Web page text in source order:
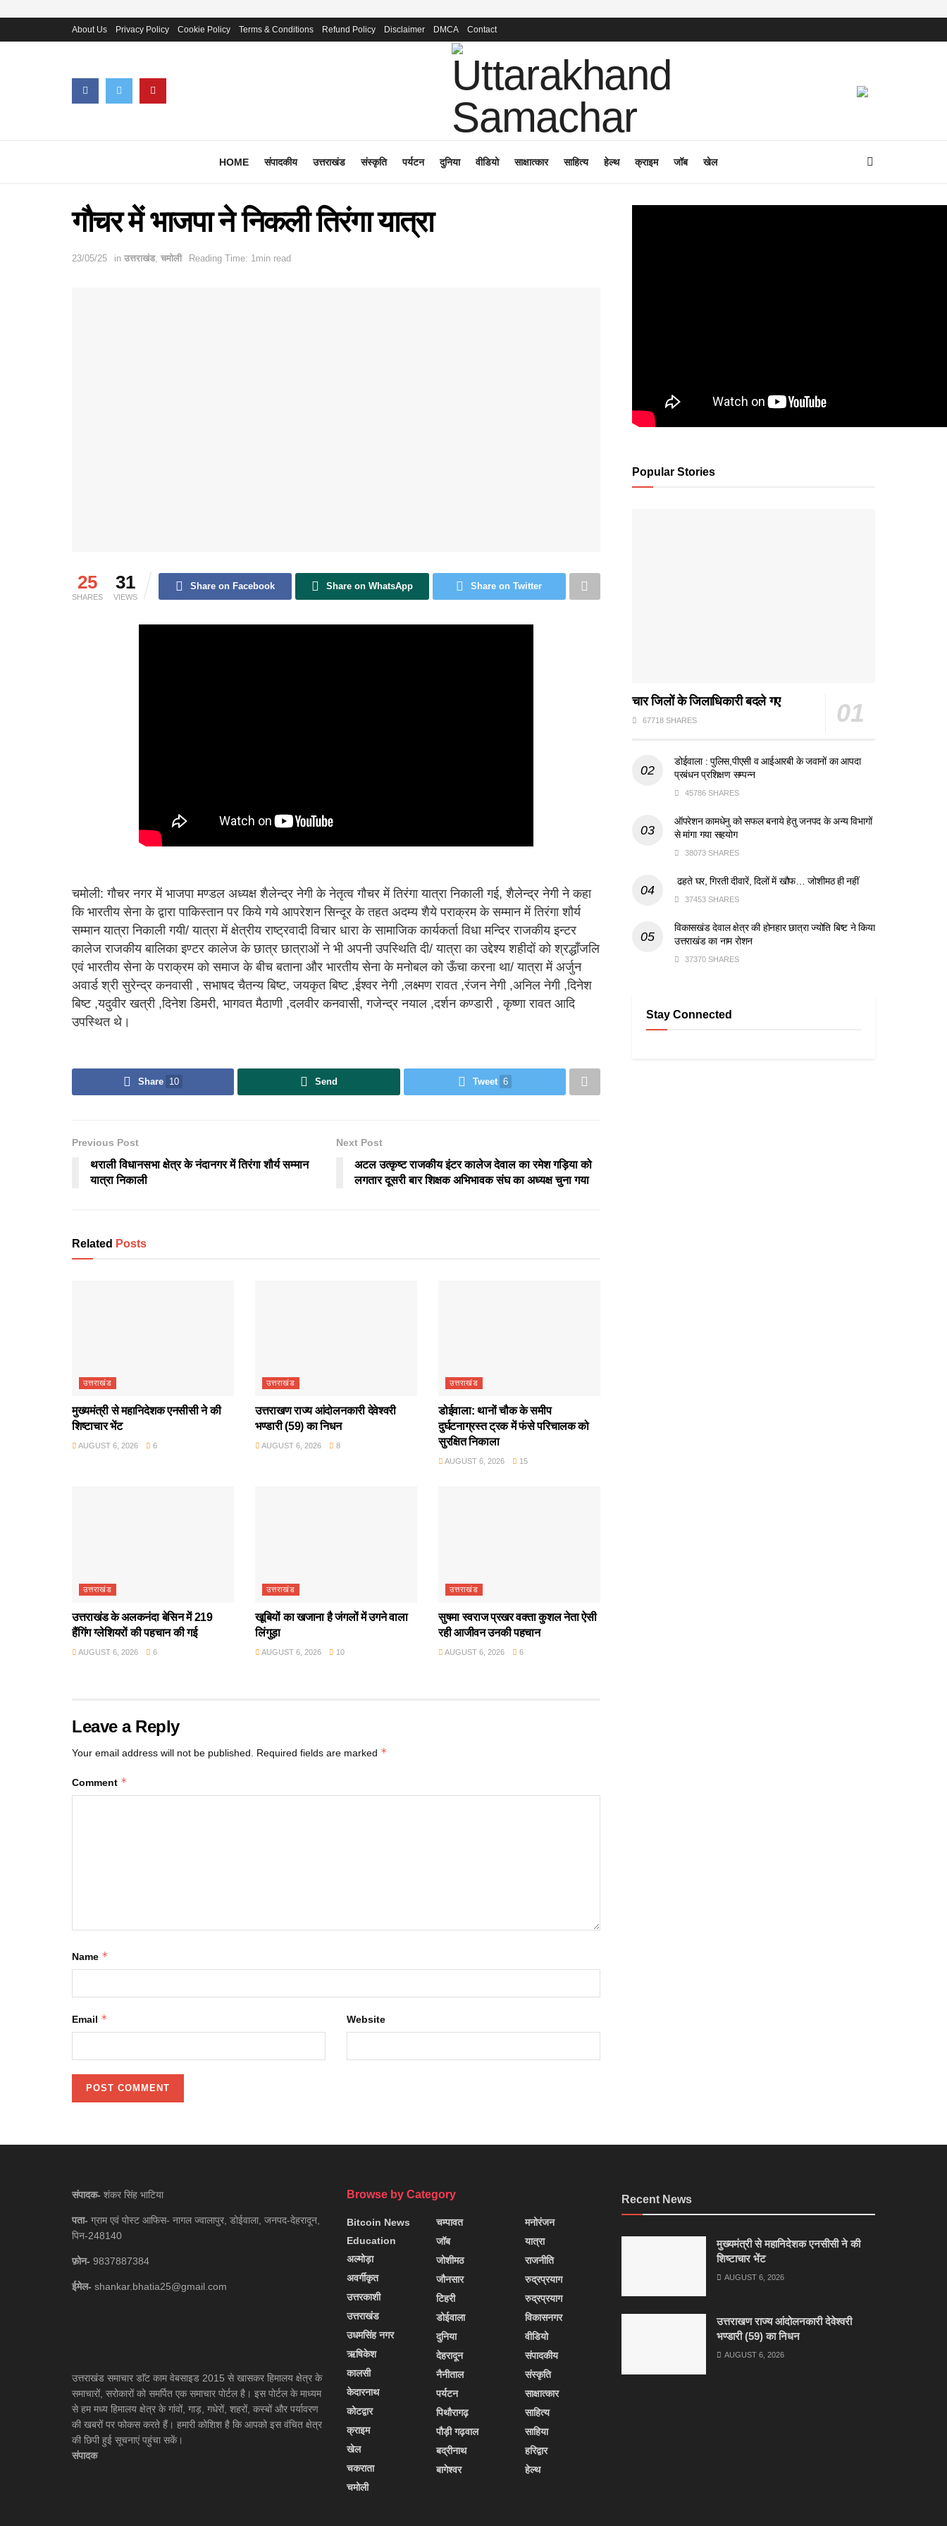
About Us Privacy Policy Cookie Policy Terms & Conditions Refund Policy Disclaimer DMCA Contact
HOME संपादकीय उत्तराखंड संस्कृति पर्यटन दुनिया वीडियो साक्षात्कार साहित्य हेल्थ क्राइम जॉब खेल
गौचर में भाजपा ने निकली तिरंगा यात्रा
23/05/25 in उत्तराखंड, चमोली Reading Time: 1min read
25
SHARES
31
VIEWS
Share on Facebook Share on WhatsApp Share on Twitter
चमोली: गौचर नगर में भाजपा मण्डल अध्यक्ष शैलेन्द्र नेगी के नेतृत्व गौचर में तिरंगा यात्रा निकाली गई, शैलेन्द्र नेगी ने कहा
कि भारतीय सेना के द्वारा पाकिस्तान पर किये गये आपरेशन सिन्दूर के तहत अदम्य शैये पराक्रम के सम्मान में तिरंगा शौर्य
सम्मान यात्रा निकाली गयी/ यात्रा में क्षेत्रीय राष्ट्रवादी विचार धारा के सामाजिक कार्यकर्ता विधा मन्दिर राजकीय इन्टर
कालेज राजकीय बालिका इण्टर कालेज के छात्र छात्राओं ने भी अपनी उपस्थिति दी/ यात्रा का उद्देश्य शहीदों को श्रद्धाँजलि
एवं भारतीय सेना के पराक्रम को समाज के बीच बताना और भारतीय सेना के मनोबल को ऊँचा करना था/ यात्रा में अर्जुन
अवार्ड श्री सुरेन्द्र कनवासी , सभाषद चैतन्य बिष्ट, जयकृत बिष्ट ,ईश्वर नेगी ,लक्ष्मण रावत ,रंजन नेगी ,अनिल नेगी ,दिनेश
बिष्ट ,यदुवीर खत्री ,दिनेश डिमरी, भागवत मैठाणी ,दलवीर कनवासी, गजेन्द्र नयाल ,दर्शन कण्डारी , कृष्णा रावत आदि
उपस्थित थे।
Share 10 Send Tweet 6
Previous Post
थराली विधानसभा क्षेत्र के नंदानगर में तिरंगा शौर्य सम्मान
यात्रा निकाली
Next Post
अटल उत्कृष्ट राजकीय इंटर कालेज देवाल का रमेश गड़िया को
लगतार दूसरी बार शिक्षक अभिभावक संघ का अध्यक्ष चुना गया
Related Posts
उत्तराखंड
मुख्यमंत्री से महानिदेशक एनसीसी ने की
शिष्टाचार भेंट
AUGUST 6, 2026 6
उत्तराखंड
उत्तराखण राज्य आंदोलनकारी देवेश्वरी
भण्डारी (59) का निधन
AUGUST 6, 2026 8
उत्तराखंड
डोईवाला: थानों चौक के समीप
दुर्घटनाग्रस्त ट्रक में फंसे परिचालक को
सुरक्षित निकाला
AUGUST 6, 2026 15
उत्तराखंड
उत्तराखंड के अलकनंदा बेसिन में 219
हैंगिंग ग्लेशियरों की पहचान की गई
AUGUST 6, 2026 6
उत्तराखंड
खूबियों का खजाना है जंगलों में उगने वाला
लिंगुड़ा
AUGUST 6, 2026 10
उत्तराखंड
सुषमा स्वराज प्रखर वक्ता कुशल नेता ऐसी
रही आजीवन उनकी पहचान
AUGUST 6, 2026 6
Leave a Reply
Your email address will not be published. Required fields are marked *
Comment *
Name *
Email * Website
Popular Stories
चार जिलों के जिलाधिकारी बदले गए
67718 SHARES
डोईवाला : पुलिस,पीएसी व आईआरबी के जवानों का आपदा
प्रबंधन प्रशिक्षण सम्पन्न
45786 SHARES
ऑपरेशन कामधेनु को सफल बनाये हेतु जनपद के अन्य विभागों
से मांगा गया सहयोग
38073 SHARES
ढहते घर, गिरती दीवारें, दिलों में खौफ… जोशीमठ ही नहीं
37453 SHARES
विकासखंड देवाल क्षेत्र की होनहार छात्रा ज्योति बिष्ट ने किया
उत्तराखंड का नाम रोशन
37370 SHARES
Stay Connected
संपादक- शंकर सिंह भाटिया
पता- ग्राम एवं पोस्ट आफिस- नागल ज्वालापुर, डोईवाला, जनपद-देहरादून,
पिन-248140
फ़ोन- 9837887384
ईमेल- shankar.bhatia25@gmail.com
उत्तराखंड समाचार डाॅट काम वेबसाइड 2015 से खासकर हिमालय क्षेत्र के
समाचारों, सरोकारों को समर्पित एक समाचार पोर्टल है। इस पोर्टल के माध्यम
से हम मध्य हिमालय क्षेत्र के गांवों, गाड़, गधेरों, शहरों, कस्बों और पर्यावरण
की खबरों पर फोकस करते हैं। हमारी कोशिश है कि आपको इस वंचित क्षेत्र
की छिपी हुई सूचनाएं पहुंचा सकें।
संपादक
Browse by Category
Bitcoin News
Education
अल्मोड़ा
अवर्गीकृत
उत्तरकाशी
उत्तराखंड
उधमसिंह नगर
ऋषिकेश
कालसी
केदारनाथ
कोटद्वार
क्राइम
खेल
चकराता
चमोली
चम्पावत
जॉब
जोशीमठ
जौनसार
टिहरी
डोईवाला
दुनिया
देहरादून
नैनीताल
पर्यटन
पिथौरागढ़
पौड़ी गढ़वाल
बद्रीनाथ
बागेश्वर
मनोरंजन
यात्रा
राजनीति
रुद्रप्रयाग
रुद्रप्रयाग
विकासनगर
वीडियो
संपादकीय
संस्कृति
साक्षात्कार
साहित्य
साहिया
हरिद्वार
हेल्थ
Recent News
मुख्यमंत्री से महानिदेशक एनसीसी ने की
शिष्टाचार भेंट
AUGUST 6, 2026
उत्तराखण राज्य आंदोलनकारी देवेश्वरी
भण्डारी (59) का निधन
AUGUST 6, 2026